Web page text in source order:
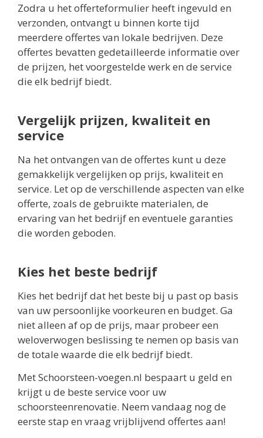
Zodra u het offerteformulier heeft ingevuld en
verzonden, ontvangt u binnen korte tijd
meerdere offertes van lokale bedrijven. Deze
offertes bevatten gedetailleerde informatie over
de prijzen, het voorgestelde werk en de service
die elk bedrijf biedt.
Vergelijk prijzen, kwaliteit en
service
Na het ontvangen van de offertes kunt u deze
gemakkelijk vergelijken op prijs, kwaliteit en
service. Let op de verschillende aspecten van elke
offerte, zoals de gebruikte materialen, de
ervaring van het bedrijf en eventuele garanties
die worden geboden.
Kies het beste bedrijf
Kies het bedrijf dat het beste bij u past op basis
van uw persoonlijke voorkeuren en budget. Ga
niet alleen af op de prijs, maar probeer een
weloverwogen beslissing te nemen op basis van
de totale waarde die elk bedrijf biedt.
Met Schoorsteen-voegen.nl bespaart u geld en
krijgt u de beste service voor uw
schoorsteenrenovatie. Neem vandaag nog de
eerste stap en vraag vrijblijvend offertes aan!